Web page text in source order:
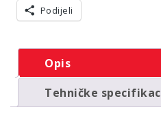
Podijeli
Opis
Tehničke